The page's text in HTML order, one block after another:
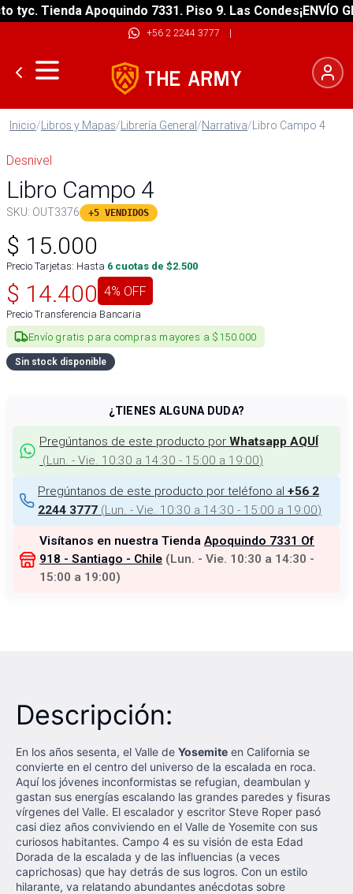
Tienda Apoquindo 7331. Piso 9. Las Condes¡ENVÍO
+56 2 2244 3777 |
Inicio/Libros y Mapas/Librería General/Narrativa/Libro Campo 4
Desnivel
Libro Campo 4
SKU: OUT3376 +5 VENDIDOS
$ 15.000
Precio Tarjetas: Hasta 6 cuotas de $2.500
$ 14.400 4% OFF
Precio Transferencia Bancaria
Envío gratis para compras mayores a $150.000
Sin stock disponible
¿TIENES ALGUNA DUDA?
Pregúntanos de este producto por Whatsapp AQUÍ
(Lun. - Vie. 10:30 a 14:30 - 15:00 a 19:00)
Pregúntanos de este producto por teléfono al +56 2
2244 3777 (Lun. - Vie. 10:30 a 14:30 - 15:00 a 19:00)
Visítanos en nuestra Tienda Apoquindo 7331 Of
918 - Santiago - Chile (Lun. - Vie. 10:30 a 14:30 -
15:00 a 19:00)
Descripción:
En los años sesenta, el Valle de Yosemite en California se
convierte en el centro del universo de la escalada en roca.
Aquí los jóvenes inconformistas se refugian, deambulan y
gastan sus energías escalando las grandes paredes y fisuras
vírgenes del Valle. El escalador y escritor Steve Roper pasó
casi diez años conviviendo en el Valle de Yosemite con sus
curiosos habitantes. Campo 4 es su visión de esta Edad
Dorada de la escalada y de las influencias (a veces
caprichosas) que hay detrás de sus logros. Con un estilo
hilarante, va relatando abundantes anécdotas sobre